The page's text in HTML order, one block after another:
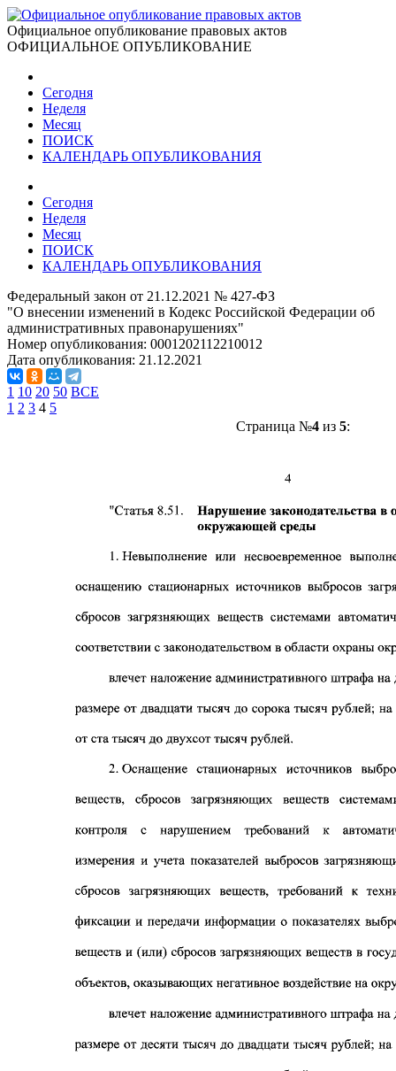
Официальное опубликование правовых актов
ОФИЦИАЛЬНОЕ ОПУБЛИКОВАНИЕ
Сегодня
Неделя
Месяц
ПОИСК
КАЛЕНДАРЬ ОПУБЛИКОВАНИЯ
Сегодня
Неделя
Месяц
ПОИСК
КАЛЕНДАРЬ ОПУБЛИКОВАНИЯ
Федеральный закон от 21.12.2021 № 427-ФЗ
"О внесении изменений в Кодекс Российской Федерации об
административных правонарушениях"
Номер опубликования: 0001202112210012
Дата опубликования: 21.12.2021
1 10 20 50 ВСЕ
1 2 3 4 5
Страница №4из 5: